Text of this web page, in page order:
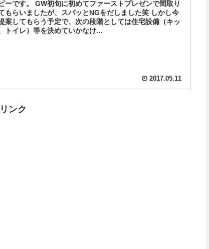
ーです。 GW初旬に初めてファーストプレゼンで間取り
もらいましたが、スパッとNGをだしました笑 しかし今
案してもらう予定で、次の段階としては住宅設備（キッ
トイレ）等を決めていかなけ...
2017.05.11
ンク